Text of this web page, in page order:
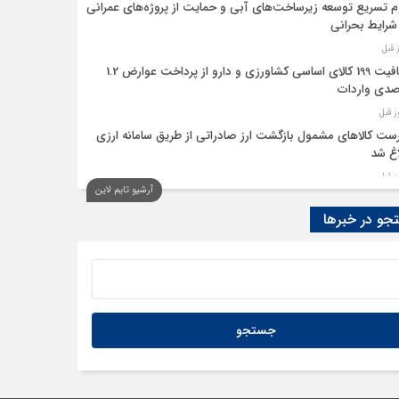
تسریع توسعه زیرساخت‌های آبی و حمایت از پروژه‌های عمرانی
بحرانی
معافیت 199 کالای اساسی کشاورزی و دارو از پرداخت عوارض 1.2
واردات
کالاهای مشمول بازگشت ارز صادراتی از طریق سامانه ارزی
شد
عصر عدم‌قطعیت، مزیت رقابتی بنگاه‌ها، تاب‌آوری است
مجوز شرکت‌های حمل‌ونقل درون‌شهری
آرشیو تایم لاین
در خبرها